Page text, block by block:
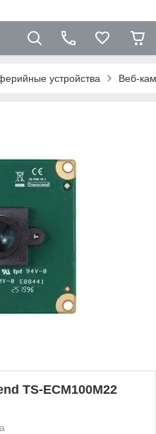
устройства Веб-
TS-ECM100M22